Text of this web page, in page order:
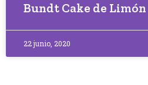
Bundt Cake de Limón
22 junio, 2020